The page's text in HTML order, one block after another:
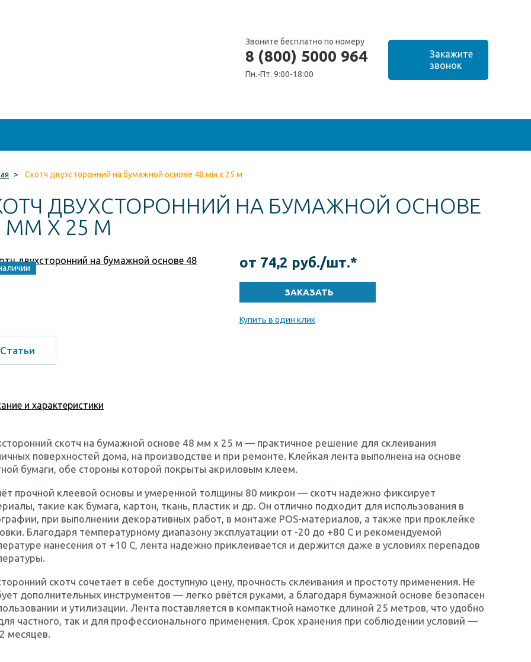
Звоните бесплатно по номеру
8 (800) 5000 964
Пн.-Пт. 9:00-18:00
> Скотч двухсторонний на бумажной основе 48 мм x 25 м
ДВУХСТОРОННИЙ НА БУМАЖНОЙ ОСНОВЕ
ММ X 25 М
от 74,2 руб./шт.*
Купить в один клик
Статьи
и характеристики
скотч на бумажной основе 48 мм х 25 м — практичное решение для склеивания
поверхностей дома, на производстве и при ремонте. Клейкая лента выполнена на основе
бумаги, обе стороны которой покрыты акриловым клеем.
прочной клеевой основы и умеренной толщины 80 микрон — скотч надежно фиксирует
такие как бумага, картон, ткань, пластик и др. Он отлично подходит для использования в
при выполнении декоративных работ, в монтаже POS-материалов, а также при проклейке
Благодаря температурному диапазону эксплуатации от -20 до +80 C и рекомендуемой
нанесения от +10 C, лента надежно приклеивается и держится даже в условиях перепадов
скотч сочетает в себе доступную цену, прочность склеивания и простоту применения. Не
дополнительных инструментов — легко рвётся руками, а благодаря бумажной основе безопасен
и утилизации. Лента поставляется в компактной намотке длиной 25 метров, что удобно
частного, так и для профессионального применения. Срок хранения при соблюдении условий —
месяцев.